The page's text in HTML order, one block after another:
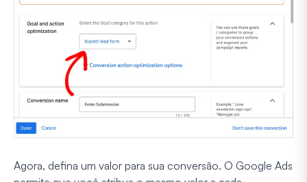
Agora, defina um valor para sua conversão. O Google Ads